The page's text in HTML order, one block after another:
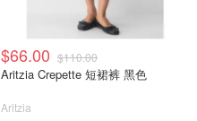
$66.00 $110.00
Aritzia Crepette 短裙裤 黑色
Aritzia